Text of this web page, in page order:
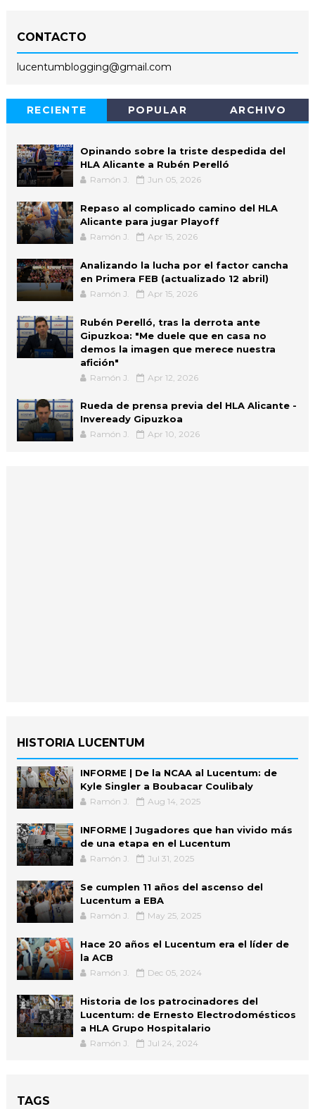
CONTACTO
lucentumblogging@gmail.com
RECIENTE POPULAR ARCHIVO
Opinando sobre la triste despedida del
HLA Alicante a Rubén Perelló
Ramón J. Jun 05, 2026
Repaso al complicado camino del HLA
Alicante para jugar Playoff
Ramón J. Apr 15, 2026
Analizando la lucha por el factor cancha
en Primera FEB (actualizado 12 abril)
Ramón J. Apr 15, 2026
Rubén Perelló, tras la derrota ante
Gipuzkoa: "Me duele que en casa no
demos la imagen que merece nuestra
afición"
Ramón J. Apr 12, 2026
Rueda de prensa previa del HLA Alicante -
Inveready Gipuzkoa
Ramón J. Apr 10, 2026
HISTORIA LUCENTUM
INFORME | De la NCAA al Lucentum: de
Kyle Singler a Boubacar Coulibaly
Ramón J. Aug 14, 2025
INFORME | Jugadores que han vivido más
de una etapa en el Lucentum
Ramón J. Jul 31, 2025
Se cumplen 11 años del ascenso del
Lucentum a EBA
Ramón J. May 25, 2025
Hace 20 años el Lucentum era el líder de
la ACB
Ramón J. Dec 05, 2024
Historia de los patrocinadores del
Lucentum: de Ernesto Electrodomésticos
a HLA Grupo Hospitalario
Ramón J. Jul 24, 2024
TAGS